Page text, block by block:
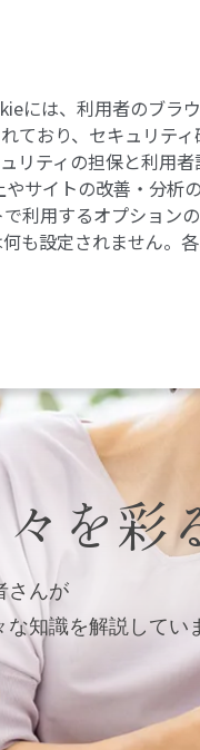
を彩
さんが
な知識を解説してい
には、利用者のブ
ており、セキュリテ
リティの担保と利用
サイトの改善・分
利用するオプショ
も設定されません。